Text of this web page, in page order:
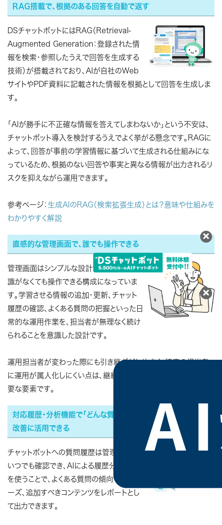
RAG搭載で、根拠のある回答を自動で返す
DSチャットボットにはRAG（Retrieval-
Augmented Generation：登録された情
報を検索・参照したうえで回答を生成する
技術）が搭載されており、AIが自社のWeb
サイトやPDF資料に記載された情報を根拠として回答を生成しま
す。
「AIが勝手に不正確な情報を答えてしまわないか」という不安は、
チャットボット導入を検討するうえでよく挙がる懸念です。RAGに
よって、回答が事前の学習情報に基づいて生成される仕組みにな
っているため、根拠のない回答や事実と異なる情報が出力されるリ
スクを抑えながら運用できます。
参考ページ： 生成AIのRAG（検索拡張生成）とは？意味や仕組みを
わかりやすく解説
直感的な管理画面で、誰でも操作できる
管理画面はシンプルな設計で、専門的な知
識がなくても操作できる構成になっていま
す。学習させる情報の追加・更新、チャット
履歴の確認、よくある質問の把握といった日
常的な運用作業を、担当者が無理なく続け
られることを意識した設計です。
運用担当者が変わった際にも引き継ぎがしやすく、特定の担当者
に運用が属人化しにくい点は、継続的な運用を考えるうえでの重
要な要素です。
対応履歴・分析機能で「どんな質問が来ているか」を可視化し、
改善に活用できる
チャットボットへの質問履歴は管理画面で
いつでも確認でき、AIによる履歴分析機能
を使うことで、よくある質問の傾向や顧客ニ
ーズ、追加すべきコンテンツをレポートとし
て出力できます。